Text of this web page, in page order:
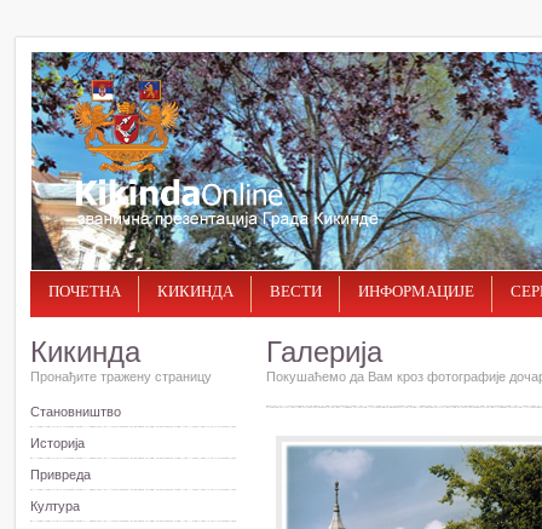
ПОЧЕТНА КИКИНДА ВЕСТИ ИНФОРМАЦИЈЕ
Кикинда
Пронађите тражену страницу
Становништво
Историја
Привреда
Култура
Галерија
Покушаћемо да Вам кроз фотографије